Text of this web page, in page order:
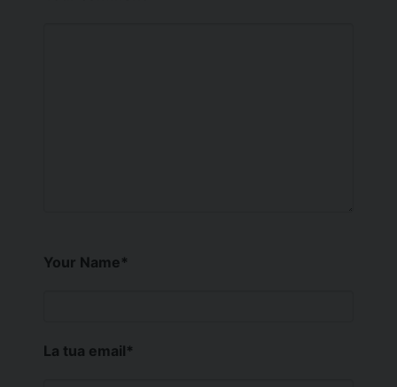
Your Name*
La tua email*